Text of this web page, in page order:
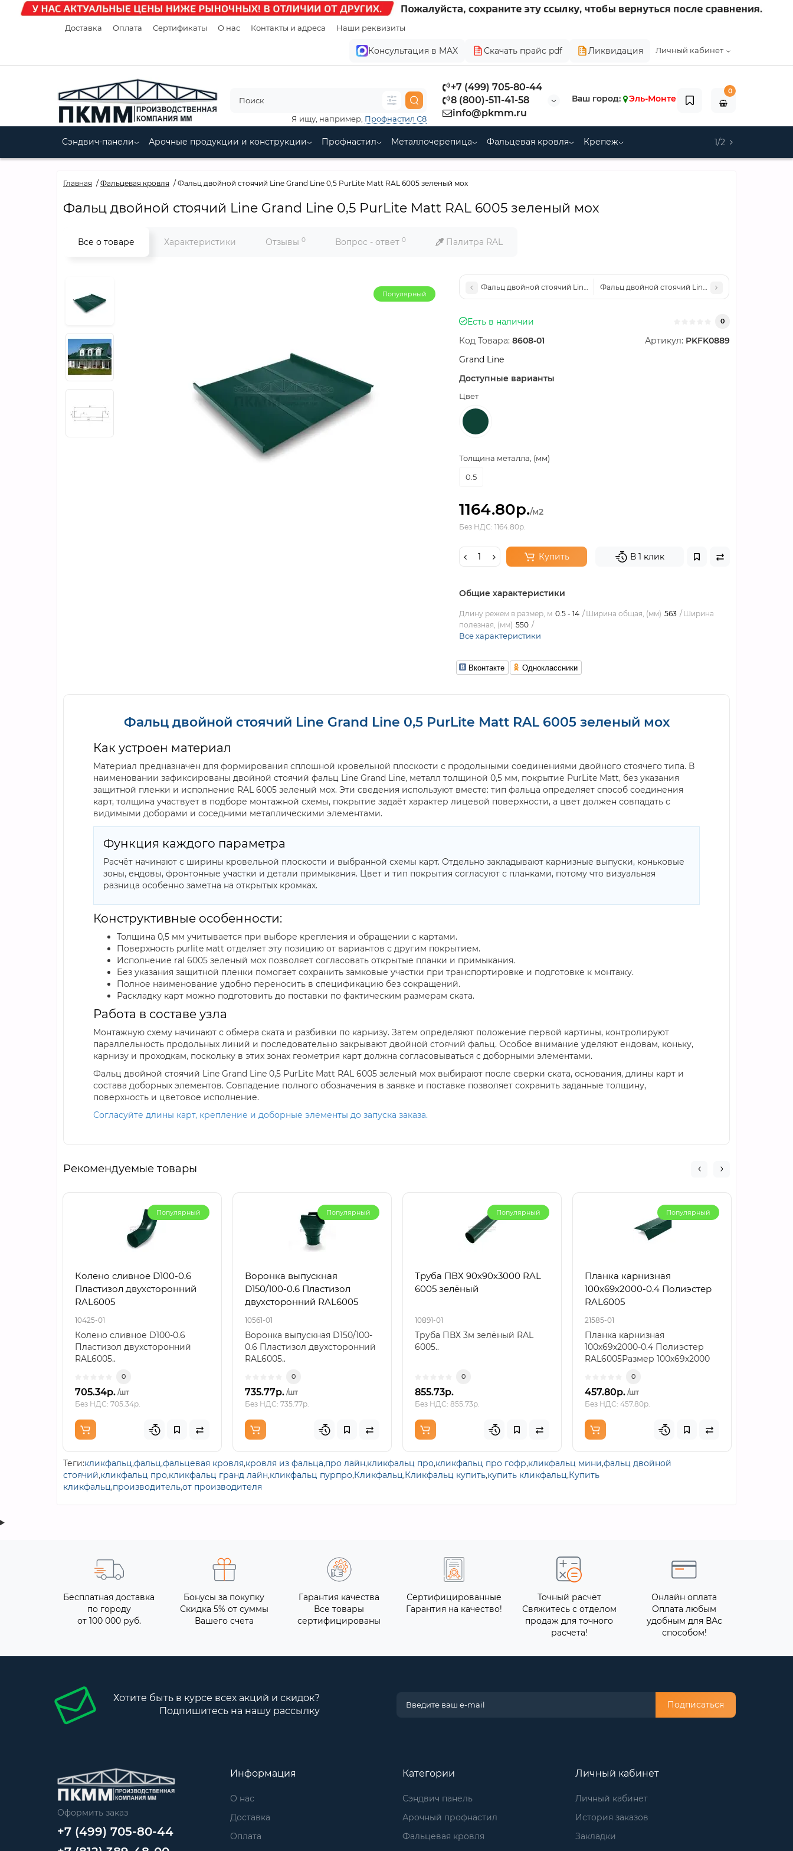
Доставка Оплата Сертификаты О нас Контакты и адреса Наши реквизиты
Личный кабинет
Консультация в MAX Скачать прайс pdf Ликвидация
+7 (499) 705-80-44
8 (800)-511-41-58
info@pkmm.ru
Я ищу, например, Профнастил С8
Ваш город: Эль-Монте
0
Сэндвич-панели Арочные продукции и конструкции Профнастил Металлочерепица Фальцевая кровля Крепеж 1/2
Главная Фальцевая кровля Фальц двойной стоячий Line Grand Line 0,5 PurLite Мatt RAL 6005 зеленый мох
Фальц двойной стоячий Line Grand Line 0,5 PurLite Мatt RAL 6005 зеленый мох
Все о товаре Характеристики Отзывы 0 Вопрос - ответ 0 Палитра RAL
Популярный
Фальц двойной стоячий Line Grand Line 0,5 PurLite Мatt с пленкой на замках RR 32
Фальц двойной стоячий Line Grand Line 0,5 PurLite
Есть в наличии 0
Код Товара: 8608-01 Артикул: PKFK0889
Grand Line
Доступные варианты
Цвет
Толщина металла, (мм)
0.5
1164.80р./м2
Без НДС: 1164.80р.
Купить В 1 клик
Общие характеристики
Длину режем в размер, м 0.5 - 14 Ширина общая, (мм) 563
Ширина
полезная, (мм) 550
Все характеристики
Вконтакте Одноклассники
Фальц двойной стоячий Line Grand Line 0,5 PurLite Мatt RAL 6005 зеленый мох
Как устроен материал
Материал предназначен для формирования сплошной кровельной плоскости с продольными соединениями двойного стоячего типа. В
наименовании зафиксированы двойной стоячий фальц Line Grand Line, металл толщиной 0,5 мм, покрытие PurLite Мatt, без указания
защитной пленки и исполнение RAL 6005 зеленый мох. Эти сведения используют вместе: тип фальца определяет способ соединения
карт, толщина участвует в подборе монтажной схемы, покрытие задаёт характер лицевой поверхности, а цвет должен совпадать с
видимыми доборами и соседними металлическими элементами.
Функция каждого параметра
Расчёт начинают с ширины кровельной плоскости и выбранной схемы карт. Отдельно закладывают карнизные выпуски, коньковые
зоны, ендовы, фронтонные участки и детали примыкания. Цвет и тип покрытия согласуют с планками, потому что визуальная
разница особенно заметна на открытых кромках.
Конструктивные особенности:
Толщина 0,5 мм учитывается при выборе крепления и обращении с картами.
Поверхность purlite мatt отделяет эту позицию от вариантов с другим покрытием.
Исполнение ral 6005 зеленый мох позволяет согласовать открытые планки и примыкания.
Без указания защитной пленки помогает сохранить замковые участки при транспортировке и подготовке к монтажу.
Полное наименование удобно переносить в спецификацию без сокращений.
Раскладку карт можно подготовить до поставки по фактическим размерам ската.
Работа в составе узла
Монтажную схему начинают с обмера ската и разбивки по карнизу. Затем определяют положение первой картины, контролируют
параллельность продольных линий и последовательно закрывают двойной стоячий фальц. Особое внимание уделяют ендовам, коньку,
карнизу и проходкам, поскольку в этих зонах геометрия карт должна согласовываться с доборными элементами.
Фальц двойной стоячий Line Grand Line 0,5 PurLite Мatt RAL 6005 зеленый мох выбирают после сверки ската, основания, длины карт и
состава доборных элементов. Совпадение полного обозначения в заявке и поставке позволяет сохранить заданные толщину,
поверхность и цветовое исполнение.
Согласуйте длины карт, крепление и доборные элементы до запуска заказа.
Рекомендуемые товары
Популярный
Колено сливное D100-0.6
Пластизол двухсторонний
RAL6005
10425-01
Колено сливное D100-0.6
Пластизол двухсторонний
RAL6005..
0
705.34р. /шт
Без НДС: 705.34р.
Популярный
Воронка выпускная
D150/100-0.6 Пластизол
двухсторонний RAL6005
10561-01
Воронка выпускная D150/100-
0.6 Пластизол двухсторонний
RAL6005..
0
735.77р. /шт
Без НДС: 735.77р.
Популярный
Труба ПВХ 90х90х3000 RAL
6005 зелёный
10891-01
Труба ПВХ 3м зелёный RAL
6005..
0
855.73р.
Без НДС: 855.73р.
Популярный
Планка карнизная
100х69х2000-0.4 Полиэстер
RAL6005
21585-01
Планка карнизная
100х69х2000-0.4 Полиэстер
RAL6005Размер 100х69х2000
0
457.80р. /шт
Без НДС: 457.80р.
Теги:кликфальц,фальц,фальцевая кровля,кровля из фальца,про лайн,кликфальц про,кликфальц про гофр,кликфальц мини,фальц двойной
стоячий,кликфальц про,кликфальц гранд лайн,кликфальц пурпро,Кликфальц,Кликфальц купить,купить кликфальц,Купить
кликфальц,производитель,от производителя
Бесплатная доставка
по городу
от 100 000 руб.
Бонусы за покупку
Скидка 5% от суммы
Вашего счета
Гарантия качества
Все товары
сертифицированы
Сертифицированные
Гарантия на качество!
Точный расчёт
Свяжитесь с отделом
продаж для точного
расчета!
Онлайн оплата
Оплата любым
удобным для ВАс
способом!
Хотите быть в курсе всех акций и скидок?
Подпишитесь на нашу рассылку
Подписаться
Оформить заказ
+7 (499) 705-80-44
Информация
О нас
Доставка
Оплата
Категории
Сэндвич панель
Арочный профнастил
Фальцевая кровля
Личный кабинет
Личный кабинет
История заказов
Закладки